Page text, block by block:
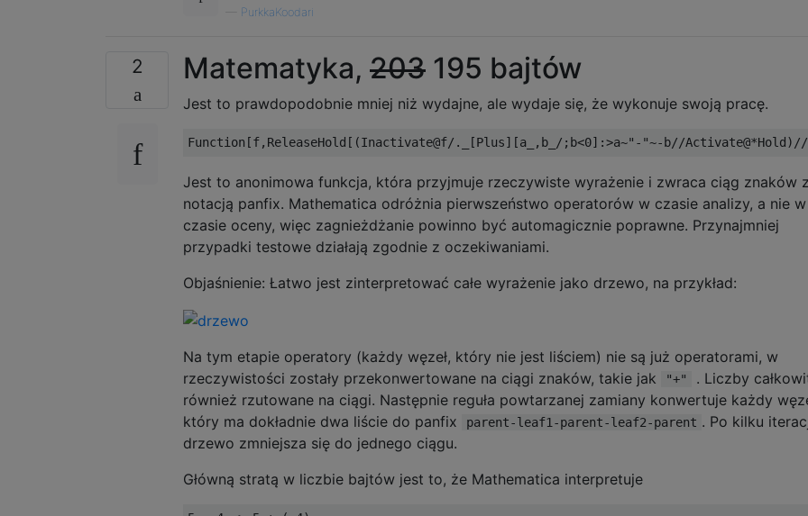
PurkkaKoodari
2 Matematyka, 203 195 bajtów
Jest to prawdopodobnie mniej niż wydajne, ale wydaje się, że wykonuje swoją pracę.
Jest to anonimowa funkcja, która przyjmuje rzeczywiste wyrażenie i zwraca ciąg znaków
notacją panfix. Mathematica odróżnia pierwszeństwo operatorów w czasie analizy, a nie w
czasie oceny, więc zagnieżdżanie powinno być automagicznie poprawne. Przynajmniej
przypadki testowe działają zgodnie z oczekiwaniami.
Objaśnienie: Łatwo jest zinterpretować całe wyrażenie jako drzewo, na przykład:
Na tym etapie operatory (każdy węzeł, który nie jest liściem) nie są już operatorami, w
rzeczywistości zostały przekonwertowane na ciągi znaków, takie jak
"+"
. Liczby
również rzutowane na ciągi. Następnie reguła powtarzanej zamiany konwertuje każdy
który ma dokładnie dwa liście do panfix
parent-leaf1-parent-leaf2-parent . Po kilku
drzewo zmniejsza się do jednego ciągu.
Główną stratą w liczbie bajtów jest to, że Mathematica interpretuje